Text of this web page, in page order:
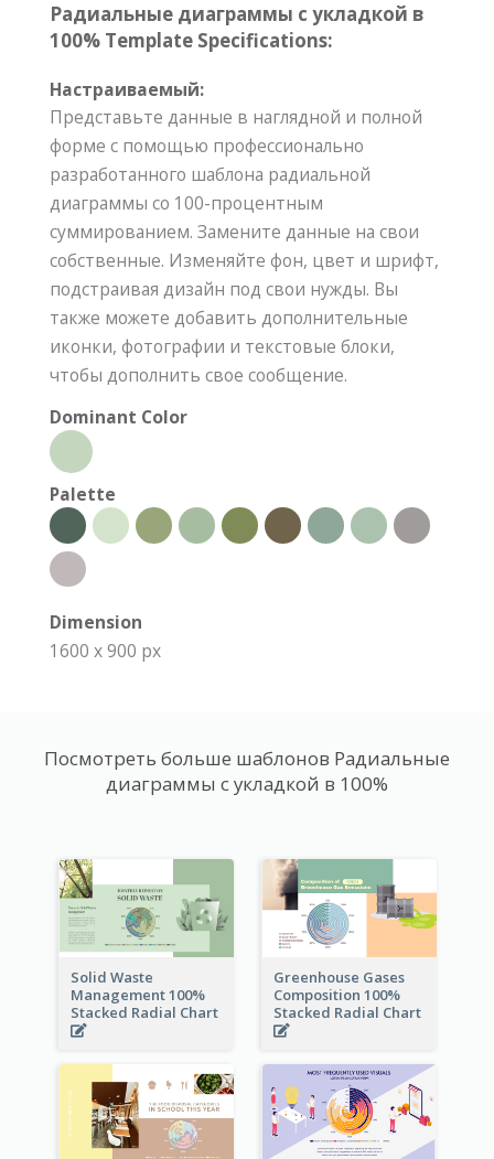
Радиальные диаграммы с укладкой в
100% Template Specifications:
Настраиваемый:
Представьте данные в наглядной и полной
форме с помощью профессионально
разработанного шаблона радиальной
диаграммы со 100-процентным
суммированием. Замените данные на свои
собственные. Изменяйте фон, цвет и шрифт,
подстраивая дизайн под свои нужды. Вы
также можете добавить дополнительные
иконки, фотографии и текстовые блоки,
чтобы дополнить свое сообщение.
Dominant Color
Palette
Dimension
1600 x 900 px
Посмотреть больше шаблонов Радиальные
диаграммы с укладкой в 100%
Solid Waste
Management 100%
Stacked Radial Chart
Greenhouse Gases
Composition 100%
Stacked Radial Chart